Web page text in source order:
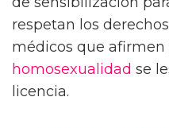
respetan los
médicos que afirmen
homosexualidad se
licencia.